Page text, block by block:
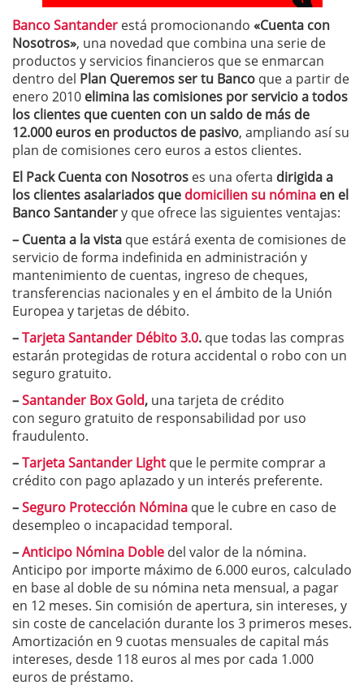
Banco Santander está promocionando «Cuenta con
Nosotros», una novedad que combina una serie de
productos y servicios financieros que se enmarcan
dentro del Plan Queremos ser tu Banco que a partir de
enero 2010 elimina las comisiones por servicio a todos
los clientes que cuenten con un saldo de más de
12.000 euros en productos de pasivo, ampliando así su
plan de comisiones cero euros a estos clientes.
El Pack Cuenta con Nosotros es una oferta dirigida a
los clientes asalariados que domicilien su nómina en el
Banco Santandery que ofrece las siguientes ventajas:
– Cuenta a la vista que estárá exenta de comisiones de
servicio de forma indefinida en administración y
mantenimiento de cuentas, ingreso de cheques,
transferencias nacionales y en el ámbito de la Unión
Europea y tarjetas de débito.
–Tarjeta Santander Débito 3.0. que todas las compras
estarán protegidas de rotura accidental o robo con un
seguro gratuito.
–Santander Box Gold, una tarjeta de crédito
con seguro gratuito de responsabilidad por uso
fraudulento.
–Tarjeta Santander Light que le permite comprar a
crédito con pago aplazado y un interés preferente.
–Seguro Protección Nómina que le cubre en caso de
desempleo o incapacidad temporal.
–Anticipo Nómina Doble del valor de la nómina.
Anticipo por importe máximo de 6.000 euros, calculado
en base al doble de su nómina neta mensual, a pagar
en 12 meses. Sin comisión de apertura, sin intereses, y
sin coste de cancelación durante los 3 primeros meses.
Amortización en 9 cuotas mensuales de capital más
intereses, desde 118 euros al mes por cada 1.000
euros de préstamo.